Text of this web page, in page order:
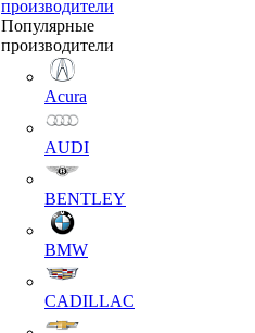
производители
Популярные
производители
Acura
AUDI
BENTLEY
BMW
CADILLAC